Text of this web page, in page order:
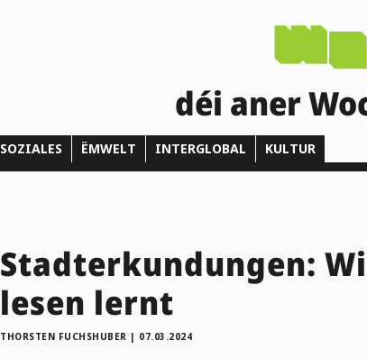
déi aner
SOZIALES ËMWELT INTERGLOBAL KULTUR
Stadterkundungen:
lesen lernt
THORSTEN FUCHSHUBER | 07.03.2024